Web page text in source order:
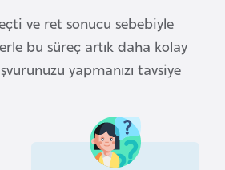
ve ret sonucu sebebiyle
bu süreç artık daha kolay
yapmanızı tavsiye